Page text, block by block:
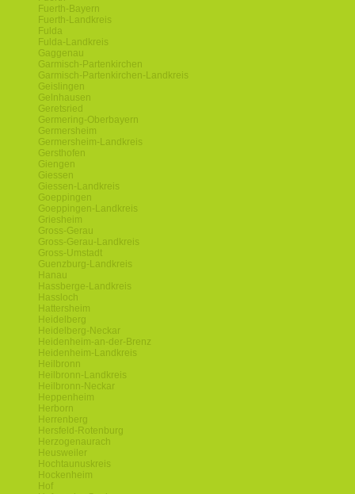
Fuerth-Bayern
Fuerth-Landkreis
Fulda
Fulda-Landkreis
Gaggenau
Garmisch-Partenkirchen
Garmisch-Partenkirchen-Landkreis
Geislingen
Gelnhausen
Geretsried
Germering-Oberbayern
Germersheim
Germersheim-Landkreis
Gersthofen
Giengen
Giessen
Giessen-Landkreis
Goeppingen
Goeppingen-Landkreis
Griesheim
Gross-Gerau
Gross-Gerau-Landkreis
Gross-Umstadt
Guenzburg-Landkreis
Hanau
Hassberge-Landkreis
Hassloch
Hattersheim
Heidelberg
Heidelberg-Neckar
Heidenheim-an-der-Brenz
Heidenheim-Landkreis
Heilbronn
Heilbronn-Landkreis
Heilbronn-Neckar
Heppenheim
Herborn
Herrenberg
Hersfeld-Rotenburg
Herzogenaurach
Heusweiler
Hochtaunuskreis
Hockenheim
Hof